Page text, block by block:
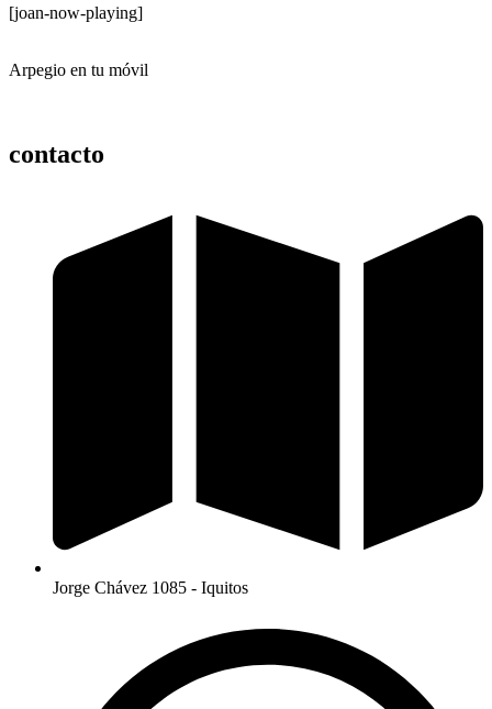
[joan-now-playing]
Arpegio en tu móvil
contacto
Jorge Chávez 1085 - Iquitos